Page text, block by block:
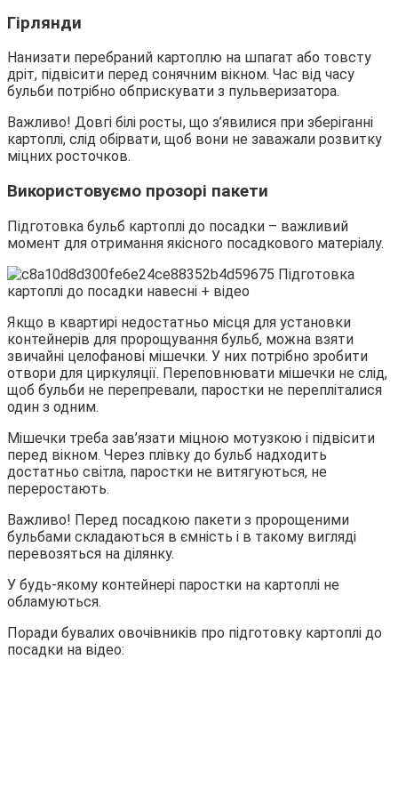
Гірлянди
Нанизати перебраний картоплю на шпагат або товсту
дріт, підвісити перед сонячним вікном. Час від часу
бульби потрібно обприскувати з пульверизатора.
Важливо! Довгі білі росты, що з’явилися при зберіганні
картоплі, слід обірвати, щоб вони не заважали розвитку
міцних росточков.
Використовуємо прозорі пакети
Підготовка бульб картоплі до посадки – важливий
момент для отримання якісного посадкового матеріалу.
Якщо в квартирі недостатньо місця для установки
контейнерів для пророщування бульб, можна взяти
звичайні целофанові мішечки. У них потрібно зробити
отвори для циркуляції. Переповнювати мішечки не слід,
щоб бульби не перепревали, паростки не перепліталися
один з одним.
Мішечки треба зав’язати міцною мотузкою і підвісити
перед вікном. Через плівку до бульб надходить
достатньо світла, паростки не витягуються, не
переростають.
Важливо! Перед посадкою пакети з пророщеними
бульбами складаються в ємність і в такому вигляді
перевозяться на ділянку.
У будь-якому контейнері паростки на картоплі не
обламуються.
Поради бувалих овочівників про підготовку картоплі до
посадки на відео: